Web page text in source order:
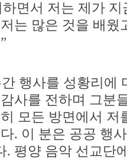
면서 저는 제가
는 많은 것을 배웠
행사를 성황리에
사를 전하며 그분
모든 방면에서 저
. 이 분은 공공 행
. 평양 음악 선교단